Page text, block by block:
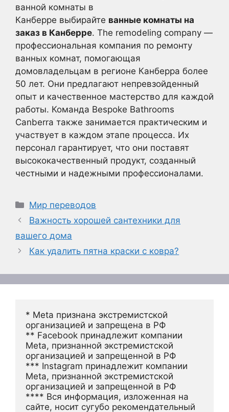
ванной комнаты в
Канберре выбирайте ванные комнаты на
заказ в Канберре. The remodeling company —
профессиональная компания по ремонту
ванных комнат, помогающая
домовладельцам в регионе Канберра более
50 лет. Они предлагают непревзойденный
опыт и качественное мастерство для каждой
работы. Команда Bespoke Bathrooms
Canberra также занимается практическим и
участвует в каждом этапе процесса. Их
персонал гарантирует, что они поставят
высококачественный продукт, созданный
честными и надежными профессионалами.
Рубрики
Мир переводов
Важность хорошей сантехники для
вашего дома
Как удалить пятна краски с ковра?
* Meta признана экстремистской
организацией и запрещена в РФ
** Facebook принадлежит компании
Meta, признанной экстремистской
организацией и запрещенной в РФ
*** Instagram принадлежит компании
Meta, признанной экстремистской
организацией и запрещенной в РФ
**** Вся информация, изложенная на
сайте, носит сугубо рекомендательный